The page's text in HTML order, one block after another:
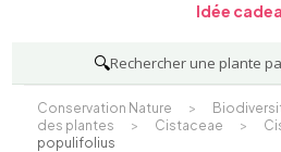
Idée
🔍Rechercher une plante
Conservation Nature >
des plantes
> Cistaceae >
populifolius